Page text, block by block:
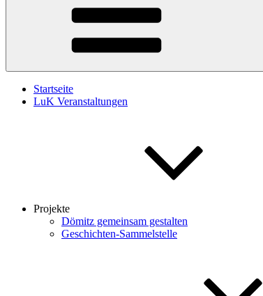
Startseite
LuK Veranstaltungen
Projekte
Dömitz gemeinsam gestalten
Geschichten-Sammelstelle